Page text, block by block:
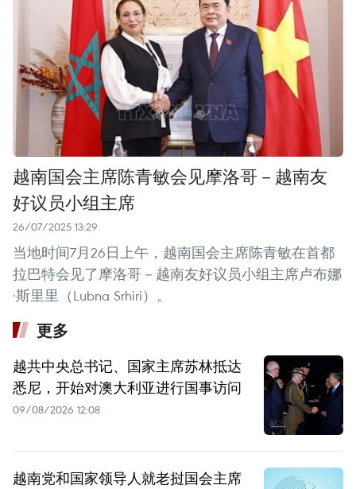
越南国会主席陈青敏会见摩洛哥－越南友
好议员小组主席
26/07/2025 13:29
当地时间7月26日上午，越南国会主席陈青敏在首都
拉巴特会见了摩洛哥－越南友好议员小组主席卢布娜
·斯里里（Lubna Srhiri）。
更多
越共中央总书记、国家主席苏林抵达
悉尼，开始对澳大利亚进行国事访问
09/08/2026 12:08
越南党和国家领导人就老挝国会主席